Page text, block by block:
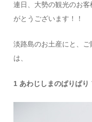
連日、大勢の観光のお
がとうございます！！
淡路島のお土産にと、
は、
1 あわじしまのぱりぱり